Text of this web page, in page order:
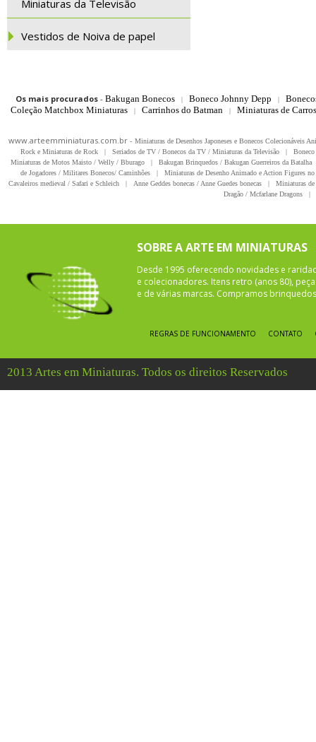
Miniaturas da Televisão
Vestidos de Noiva de papel
Os mais procurados- Bakugan Bonecos | Boneco Johnny Depp |
Coleção Matchbox Miniaturas
| Carrinhos do Batman | Miniaturas de
www.arteemminiaturas.com.br - Miniaturas de Desenhos Japoneses e Bonecos Colecionáveis
Rock e Miniaturas de Rock
| Seriados de TV / Bonecos da TV / Miniaturas da Televisão |
Miniaturas de Motos Maisto / Welly / Bburago
| Bakugan Brinquedos / Bakugan Guerreiros da Batalha
de Jogadores / Militares Bonecos/ Caminhões
|
Miniaturas de Desenho Animado e Action Figures
Cavaleiros medieval / Safari e Schleich
| Anne Geddes bonecas / Anne Guedes bonecas |
Miniaturas
Dragão / Mcfarlane Dragons
|
SOBRE A ARTE EM MINIATURAS
Desde 1995 oferecendo novidades e
e colecionadores. Itens retro (anos 80),
e de várias marcas. Compramos
REGRAS DE FUNCIONAMENTO CONTATO
2013 Artes em Miniaturas. Todos os direitos Reservados